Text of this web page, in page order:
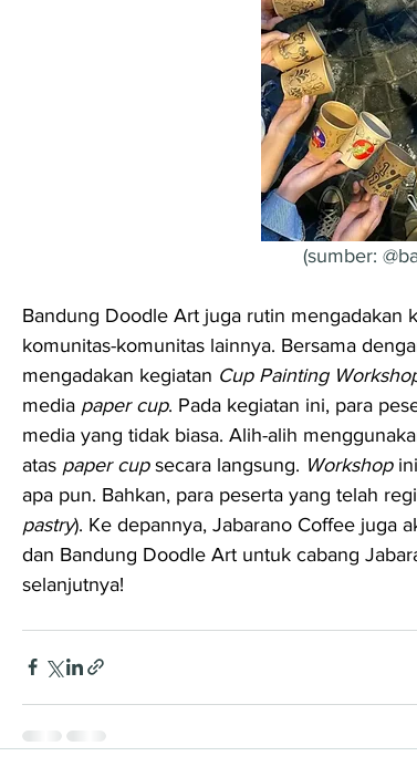
(sumber:
Bandung Doodle Art juga rutin mengadakan
komunitas-komunitas lainnya. Bersama
mengadakan kegiatan Cup Painting
media paper cup. Pada kegiatan ini, para
media yang tidak biasa. Alih-alih
atas paper cup secara langsung. Workshop ini
apa pun. Bahkan, para peserta yang telah
pastry). Ke depannya, Jabarano Coffee juga
dan Bandung Doodle Art untuk cabang
selanjutnya!